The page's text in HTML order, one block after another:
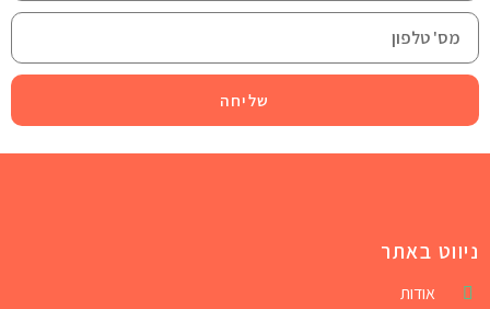
שליחה
ניווט באתר
אודות